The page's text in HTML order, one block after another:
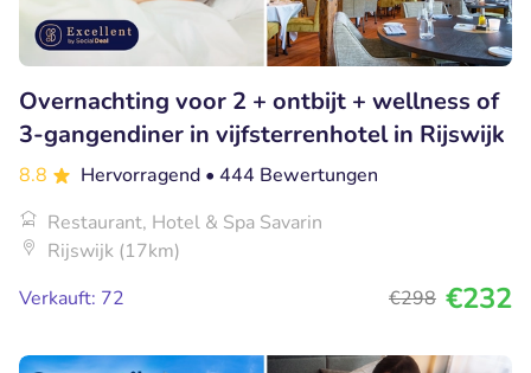
Overnachting voor 2 + ontbijt + wellness of
3-gangendiner in vijfsterrenhotel in Rijswijk
8.8 Hervorragend • 444 Bewertungen
Restaurant, Hotel & Spa Savarin
Rijswijk (17km)
Verkauft: 72
€298 €232